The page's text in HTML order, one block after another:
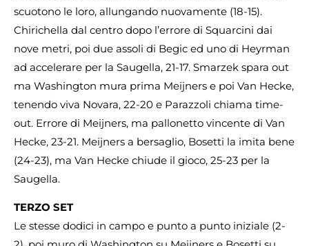
scuotono le loro, allungando nuovamente (18-15).
Chirichella dal centro dopo l’errore di Squarcini dai
nove metri, poi due assoli di Begic ed uno di Heyrman
ad accelerare per la Saugella, 21-17. Smarzek spara out
ma Washington mura prima Meijners e poi Van Hecke,
tenendo viva Novara, 22-20 e Parazzoli chiama time-
out. Errore di Meijners, ma pallonetto vincente di Van
Hecke, 23-21. Meijners a bersaglio, Bosetti la imita bene
(24-23), ma Van Hecke chiude il gioco, 25-23 per la
Saugella.
TERZO SET
Le stesse dodici in campo e punto a punto iniziale (2-